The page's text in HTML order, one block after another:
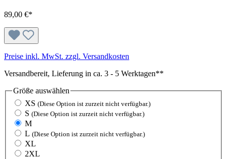
89,00 €*
Preise inkl. MwSt. zzgl. Versandkosten
Versandbereit, Lieferung in ca. 3 - 5 Werktagen**
Größe auswählen
XS (Diese Option ist zurzeit nicht verfügbar.)
S (Diese Option ist zurzeit nicht verfügbar.)
M
L (Diese Option ist zurzeit nicht verfügbar.)
XL
2XL